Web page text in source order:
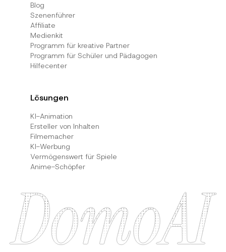
Blog
Szenenführer
Affiliate
Medienkit
Programm für kreative Partner
Programm für Schüler und Pädagogen
Hilfecenter
Lösungen
KI-Animation
Ersteller von Inhalten
Filmemacher
KI-Werbung
Vermögenswert für Spiele
Anime-Schöpfer